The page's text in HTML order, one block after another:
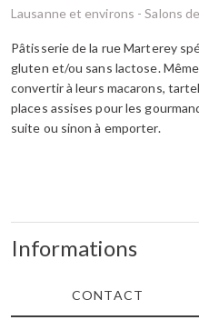
Lausanne et environs -Salons
Pâtisserie de la rue Marterey
gluten et/ou sans lactose.
convertir à leurs macarons,
places assises pour les
suite ou sinon à emporter.
Informations
CONTACT